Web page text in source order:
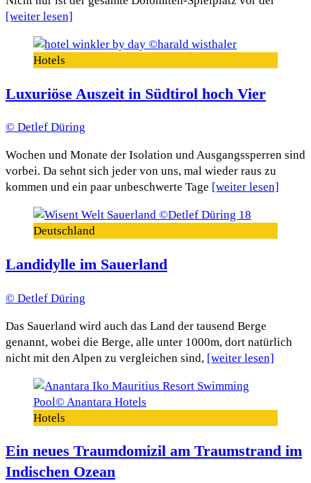
[weiter lesen]
Hotels
Luxuriöse Auszeit in Südtirol hoch Vier
© Detlef Düring
Wochen und Monate der Isolation und Ausgangssperren sind
vorbei. Da sehnt sich jeder von uns, mal wieder raus zu
kommen und ein paar unbeschwerte Tage [weiter lesen]
Deutschland
Landidylle im Sauerland
© Detlef Düring
Das Sauerland wird auch das Land der tausend Berge
genannt, wobei die Berge, alle unter 1000m, dort natürlich
nicht mit den Alpen zu vergleichen sind, [weiter lesen]
Hotels
Ein neues Traumdomizil am Traumstrand im
Indischen Ozean